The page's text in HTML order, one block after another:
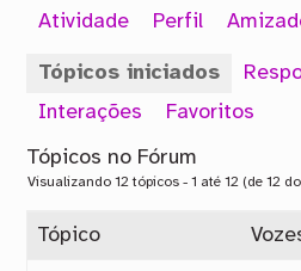
Atividade Perfil
Tópicos iniciados
Interações
Favoritos
Tópicos no Fórum
Visualizando 12 tópicos - 1 até 12 (de 12
Tópico